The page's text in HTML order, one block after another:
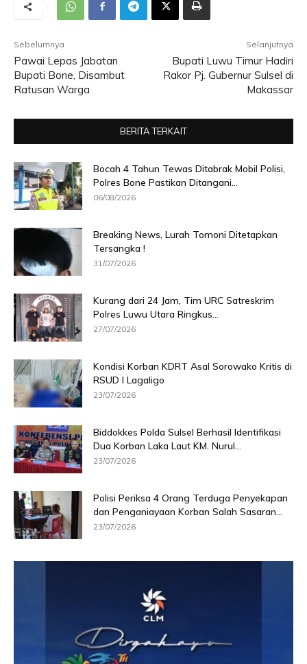
Sebelumnya
Pawai Lepas Jabatan
Bupati Bone, Disambut
Ratusan Warga
Selanjutnya
Bupati Luwu Timur Hadiri
Rakor Pj. Gubernur Sulsel di
Makassar
BERITA TERKAIT
Bocah 4 Tahun Tewas Ditabrak Mobil Polisi,
Polres Bone Pastikan Ditangani...
06/08/2026
Breaking News, Lurah Tomoni Ditetapkan
Tersangka !
31/07/2026
Kurang dari 24 Jam, Tim URC Satreskrim
Polres Luwu Utara Ringkus...
27/07/2026
Kondisi Korban KDRT Asal Sorowako Kritis di
RSUD I Lagaligo
23/07/2026
Biddokkes Polda Sulsel Berhasil Identifikasi
Dua Korban Laka Laut KM. Nurul...
23/07/2026
Polisi Periksa 4 Orang Terduga Penyekapan
dan Penganiayaan Korban Salah Sasaran...
23/07/2026